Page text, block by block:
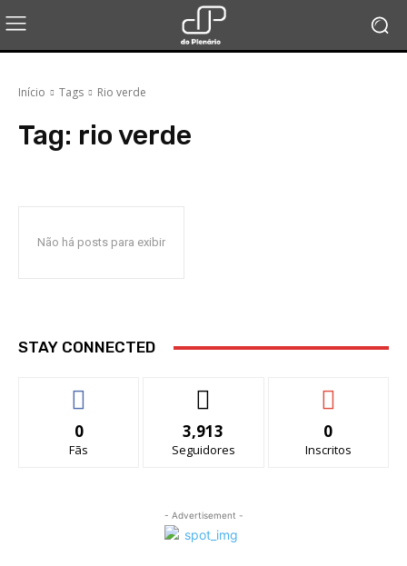
Início Tags Rio verde
Tag: rio verde
Não há posts para exibir
STAY CONNECTED
0
Fãs
3,913
Seguidores
0
Inscritos
- Advertisement -